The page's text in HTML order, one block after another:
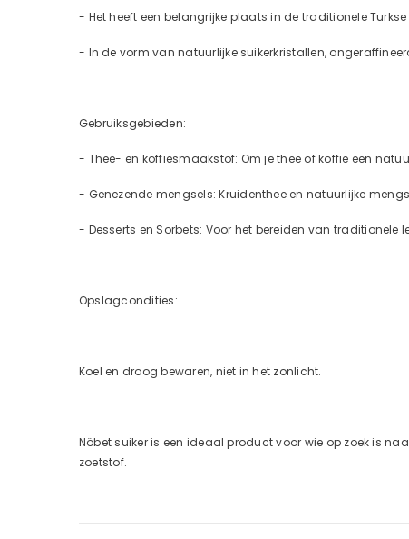
- Het heeft een belangrijke plaats in de traditionele Turkse
- In de vorm van natuurlijke suikerkristallen,
Gebruiksgebieden:
- Thee- en koffiesmaakstof: Om je thee of koffie een
- Genezende mengsels: Kruidenthee en natuurlijke
- Desserts en Sorbets: Voor het bereiden van traditionele
Opslagcondities:
Koel en droog bewaren, niet in het zonlicht.
Nöbet suiker is een ideaal product voor wie op zoek is
zoetstof.